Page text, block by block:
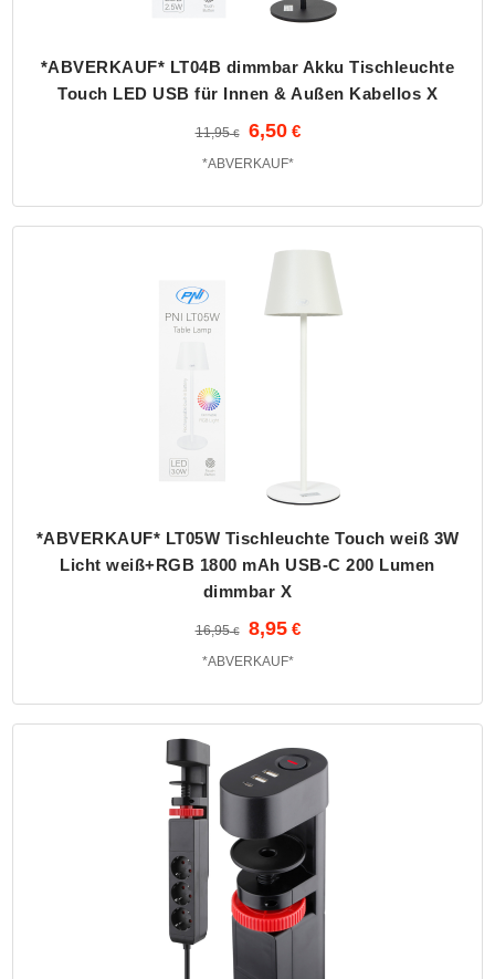
*ABVERKAUF* LT04B dimmbar Akku Tischleuchte
Touch LED USB für Innen & Außen Kabellos X
11,95 6,50
*ABVERKAUF*
*ABVERKAUF* LT05W Tischleuchte Touch weiß 3W
Licht weiß+RGB 1800 mAh USB-C 200 Lumen
dimmbar X
16,95 8,95
*ABVERKAUF*